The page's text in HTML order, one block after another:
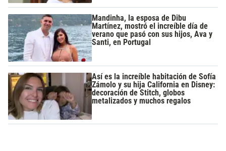
Mandinha, la esposa de Dibu
Martínez, mostró el increíble día de
verano que pasó con sus hijos, Ava y
Santi, en Portugal
Así es la increíble habitación de Sofía
Zámolo y su hija California en Disney:
decoración de Stitch, globos
metalizados y muchos regalos